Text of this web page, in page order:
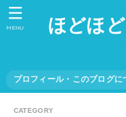
ほどほ
プロフィール・このブログに
MENU